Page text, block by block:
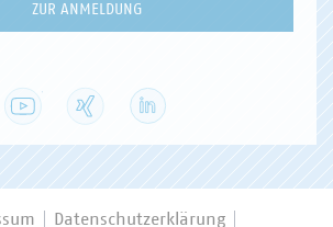
ZUR ANMELDUNG
YouTube
Datenschutzerklärung